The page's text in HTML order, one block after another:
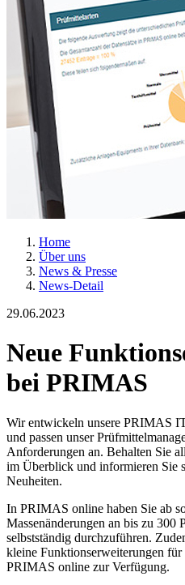
Home
Über uns
News & Presse
News-Detail
29.06.2023
Neue
bei PRIMAS
Wir entwickeln unsere PRIMAS
und passen unser
Anforderungen an. Behalten Sie
im Überblick und informieren Sie
Neuheiten.
In PRIMAS online haben Sie ab
Massenänderungen an bis zu 300
selbstständig durchzuführen.
kleine Funktionserweiterungen für
PRIMAS online zur Verfügung.